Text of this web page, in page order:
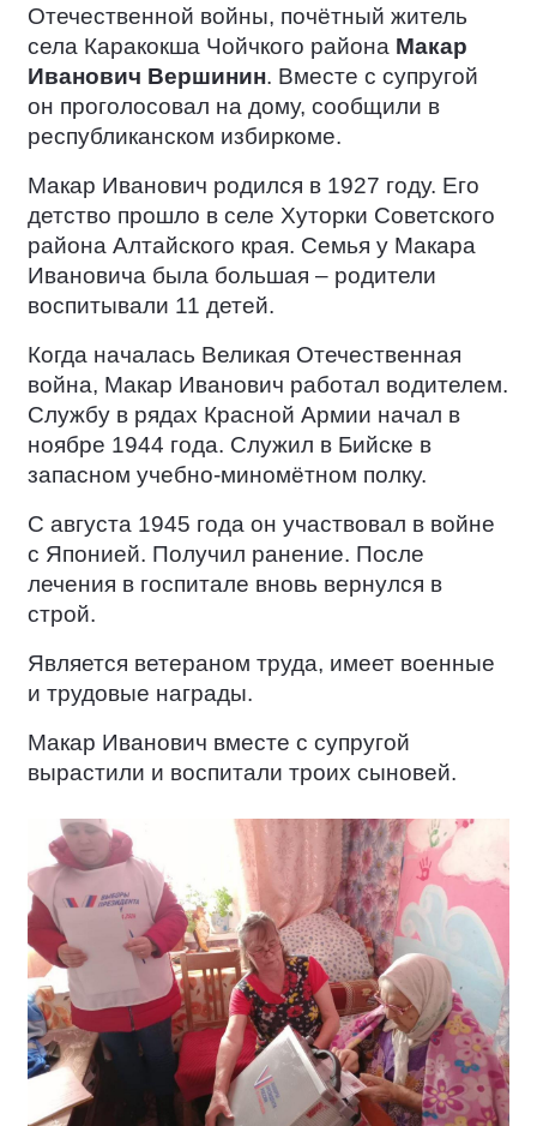
Отечественной войны, почётный житель
села Каракокша Чойчкого района Макар
Иванович Вершинин. Вместе с супругой
он проголосовал на дому, сообщили в
республиканском избиркоме.
Макар Иванович родился в 1927 году. Его
детство прошло в селе Хуторки Советского
района Алтайского края. Семья у Макара
Ивановича была большая – родители
воспитывали 11 детей.
Когда началась Великая Отечественная
война, Макар Иванович работал водителем.
Службу в рядах Красной Армии начал в
ноябре 1944 года. Служил в Бийске в
запасном учебно-миномётном полку.
С августа 1945 года он участвовал в войне
с Японией. Получил ранение. После
лечения в госпитале вновь вернулся в
строй.
Является ветераном труда, имеет военные
и трудовые награды.
Макар Иванович вместе с супругой
вырастили и воспитали троих сыновей.